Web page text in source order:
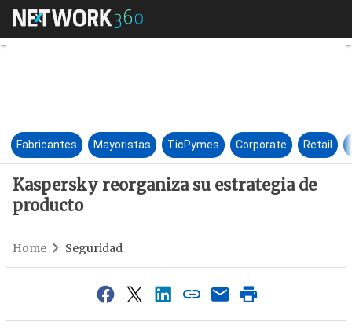
Kaspersky reorganiza su
Fabricantes Mayoristas TicPymes Corporate Retail
Kaspersky reorganiza su estrategia de
producto
Home Seguridad